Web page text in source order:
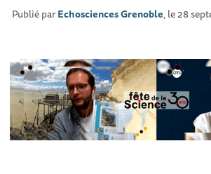
Publié parEchosciences Grenoble, le 28